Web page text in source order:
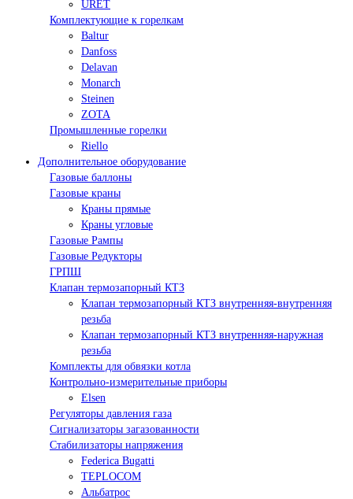
URET
Комплектующие к горелкам
Baltur
Danfoss
Delavan
Monarch
Steinen
ZOTA
Промышленные горелки
Riello
Дополнительное оборудование
Газовые баллоны
Газовые краны
Краны прямые
Краны угловые
Газовые Рампы
Газовые Редукторы
ГРПШ
Клапан термозапорный КТЗ
Клапан термозапорный КТЗ внутренняя-внутренняя
резьба
Клапан термозапорный КТЗ внутренняя-наружная
резьба
Комплекты для обвязки котла
Контрольно-измерительные приборы
Elsen
Регуляторы давления газа
Сигнализаторы загазованности
Стабилизаторы напряжения
Federica Bugatti
TEPLOCOM
Альбатрос